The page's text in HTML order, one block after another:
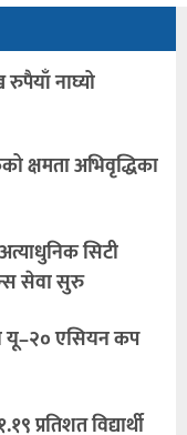
नाघ्यो
क्षमता अभिवृद्धिका
सिटी
सेवा सुरु
यू–२० एसियन कप
प्रतिशत विद्यार्थी